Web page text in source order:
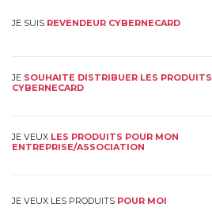
JE SUIS REVENDEUR CYBERNECARD
JE SOUHAITE DISTRIBUER LES PRODUITS
CYBERNECARD
JE VEUX LES PRODUITS POUR MON
ENTREPRISE/ASSOCIATION
JE VEUX LES PRODUITS POUR MOI